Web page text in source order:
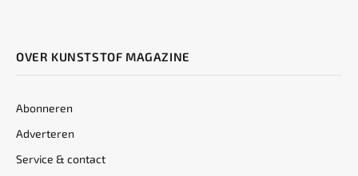
OVER KUNSTSTOF MAGAZINE
Abonneren
Adverteren
Service & contact